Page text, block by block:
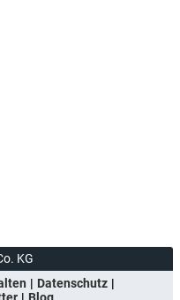
KG
Datenschutz